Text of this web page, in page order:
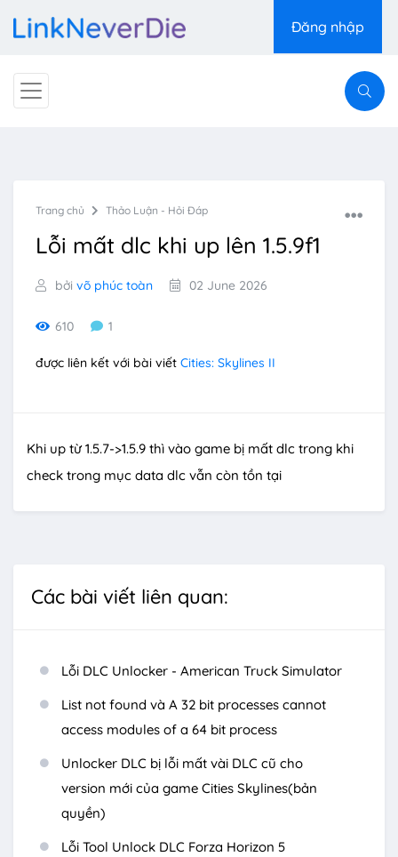
Đăng nhập
Trang chủ Thảo Luận - Hỏi Đáp
Lỗi mất dlc khi up lên 1.5.9f1
bởi võ phúc toàn 02 June 2026
610 1
được liên kết với bài viết Cities: Skylines II
Khi up từ 1.5.7->1.5.9 thì vào game bị mất dlc trong khi
check trong mục data dlc vẫn còn tồn tại
Các bài viết liên quan:
Lỗi DLC Unlocker - American Truck Simulator
List not found và A 32 bit processes cannot
access modules of a 64 bit process
Unlocker DLC bị lỗi mất vài DLC cũ cho
version mới của game Cities Skylines(bản
quyền)
Lỗi Tool Unlock DLC Forza Horizon 5